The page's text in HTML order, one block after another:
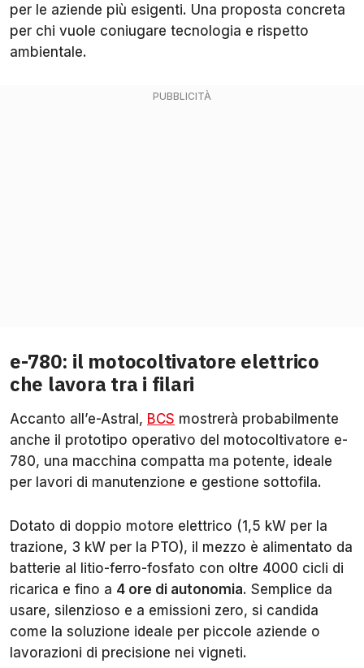
per le aziende più esigenti. Una proposta concreta
per chi vuole coniugare tecnologia e rispetto
ambientale.
e-780: il motocoltivatore elettrico
che lavora tra i filari
Accanto all’e-Astral, BCS mostrerà probabilmente
anche il prototipo operativo del motocoltivatore e-
780, una macchina compatta ma potente, ideale
per lavori di manutenzione e gestione sottofila.
Dotato di doppio motore elettrico (1,5 kW per la
trazione, 3 kW per la PTO), il mezzo è alimentato da
batterie al litio-ferro-fosfato con oltre 4000 cicli di
ricarica e fino a 4 ore di autonomia. Semplice da
usare, silenzioso e a emissioni zero, si candida
come la soluzione ideale per piccole aziende o
lavorazioni di precisione nei vigneti.